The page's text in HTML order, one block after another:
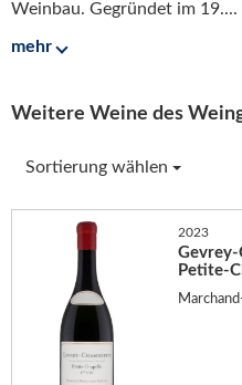
Weinbau. Gegründet im 19....
mehr
Weitere Weine des
Sortierung wählen
2023
Gevrey-
Petite-